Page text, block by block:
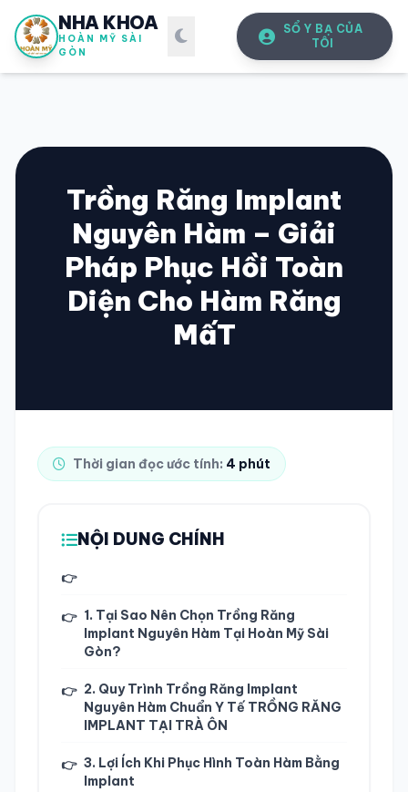
NHA KHOA
HOÀN MỸ SÀI
GÒN
SỔ Y BẠ CỦA
TÔI
SỔ Y BẠ ĐIỆN TỬ
Vui lòng đăng nhập bằng Số điện thoại đã đăng ký.
TRA CỨU HỒ SƠ
Trồng Răng Implant
Nguyên Hàm – Giải
Pháp Phục Hồi Toàn
Diện Cho Hàm Răng
MấT
Thời gian đọc ước tính: 4 phút
NỘI DUNG CHÍNH
👉
👉 1. Tại Sao Nên Chọn Trồng Răng
Implant Nguyên Hàm Tại Hoàn Mỹ Sài
Gòn?
👉 2. Quy Trình Trồng Răng Implant
Nguyên Hàm Chuẩn Y Tế TRỒNG RĂNG
IMPLANT TẠI TRÀ ÔN
👉 3. Lợi Ích Khi Phục Hình Toàn Hàm Bằng
Implant